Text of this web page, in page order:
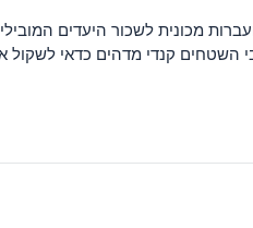
מכונית לשכור היעדים
קנדי מדהים כדאי לשקול